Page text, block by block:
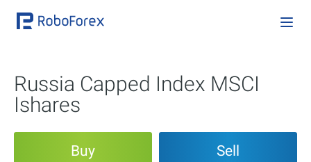
Russia Capped Index MSCI
Ishares
Buy Sell